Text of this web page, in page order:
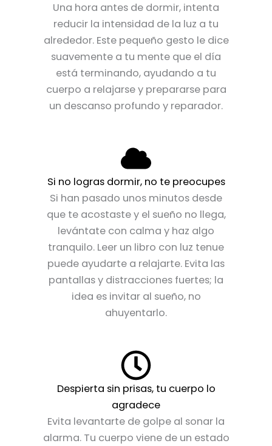
Una hora antes de dormir, intenta
reducir la intensidad de la luz a tu
alrededor. Este pequeño gesto le dice
suavemente a tu mente que el día
está terminando, ayudando a tu
cuerpo a relajarse y prepararse para
un descanso profundo y reparador.
Si no logras dormir, no te preocupes
Si han pasado unos minutos desde
que te acostaste y el sueño no llega,
levántate con calma y haz algo
tranquilo. Leer un libro con luz tenue
puede ayudarte a relajarte. Evita las
pantallas y distracciones fuertes; la
idea es invitar al sueño, no
ahuyentarlo.
Despierta sin prisas, tu cuerpo lo
agradece
Evita levantarte de golpe al sonar la
alarma. Tu cuerpo viene de un estado